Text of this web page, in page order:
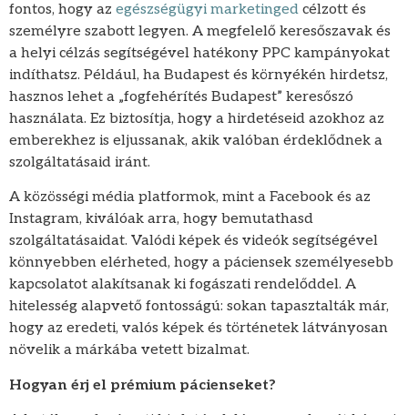
fontos, hogy az egészségügyi marketinged célzott és
személyre szabott legyen. A megfelelő keresőszavak és
a helyi célzás segítségével hatékony PPC kampányokat
indíthatsz. Például, ha Budapest és környékén hirdetsz,
hasznos lehet a „fogfehérítés Budapest” keresőszó
használata. Ez biztosítja, hogy a hirdetéseid azokhoz az
emberekhez is eljussanak, akik valóban érdeklődnek a
szolgáltatásaid iránt.
A közösségi média platformok, mint a Facebook és az
Instagram, kiválóak arra, hogy bemutathasd
szolgáltatásaidat. Valódi képek és videók segítségével
könnyebben elérheted, hogy a páciensek személyesebb
kapcsolatot alakítsanak ki fogászati rendelőddel. A
hitelesség alapvető fontosságú: sokan tapasztalták már,
hogy az eredeti, valós képek és történetek látványosan
növelik a márkába vetett bizalmat.
Hogyan érj el prémium pácienseket?